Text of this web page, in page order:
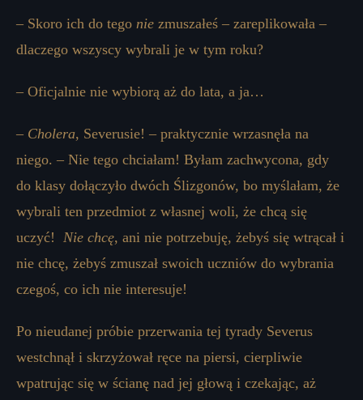
– Skoro ich do tego nie zmuszałeś – zareplikowała –
dlaczego wszyscy wybrali je w tym roku?
– Oficjalnie nie wybiorą aż do lata, a ja…
– Cholera, Severusie! – praktycznie wrzasnęła na
niego. – Nie tego chciałam! Byłam zachwycona, gdy
do klasy dołączyło dwóch Ślizgonów, bo myślałam, że
wybrali ten przedmiot z własnej woli, że chcą się
uczyć! Nie chcę, ani nie potrzebuję, żebyś się wtrącał i
nie chcę, żebyś zmuszał swoich uczniów do wybrania
czegoś, co ich nie interesuje!
Po nieudanej próbie przerwania tej tyrady Severus
westchnął i skrzyżował ręce na piersi, cierpliwie
wpatrując się w ścianę nad jej głową i czekając, aż